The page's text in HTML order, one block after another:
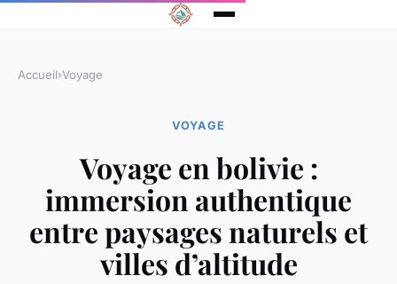
Accueil›Voyage
VOYAGE
Voyage en bolivie :
immersion authentique
entre paysages naturels et
villes d’altitude